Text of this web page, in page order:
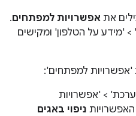
את אפשרויות למפתחים.
'מידע על הטלפון' ומקישים
למפתחים':
> 'אפשרויות
ניפוי באגים